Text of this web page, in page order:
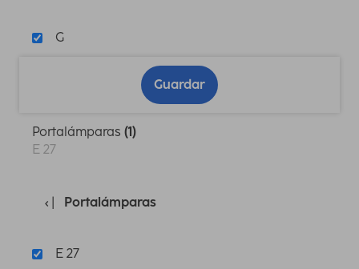
G
Guardar
Portalámparas (1)
E 27
Portalámparas
E 27